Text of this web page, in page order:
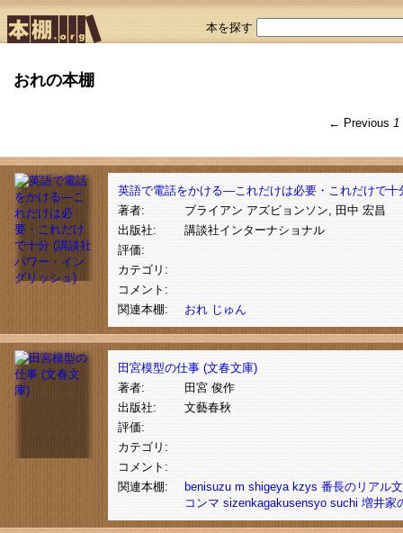
本を探す
おれの本棚
← Previous 1
英語で電話をかける―これだけは必要・これだけで十
著者:
ブライアン アズビョンソン, 田中 宏昌
出版社:
講談社インターナショナル
評価:
カテゴリ:
コメント:
関連本棚:
おれ じゅん
田宮模型の仕事 (文春文庫)
著者:
田宮 俊作
出版社:
文藝春秋
評価:
カテゴリ:
コメント:
関連本棚:
benisuzu m shigeya kzys 番長のリアル
コンマ sizenkagakusensyo suchi 増井家